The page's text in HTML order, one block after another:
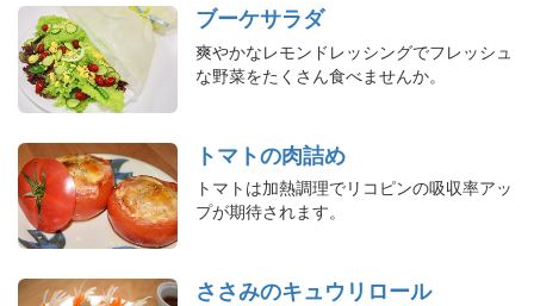
ブーケサラダ
爽やかなレモンドレッシングでフレッシュ
な野菜をたくさん食べませんか。
トマトの肉詰め
トマトは加熱調理でリコピンの吸収率アッ
プが期待されます。
ささみのキュウリロール